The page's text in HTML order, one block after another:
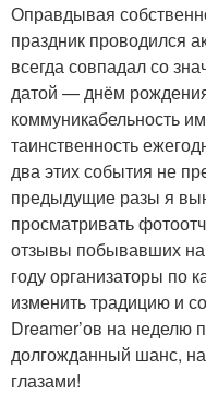
Оправдывая
праздник проводился
всегда совпадал со
датой — днём
коммуникабельность
таинственность
два этих события не
предыдущие разы я
просматривать
отзывы побывавших
году организаторы по
изменить традицию и
Dreamer’ов на неделю
долгожданный шанс,
глазами!